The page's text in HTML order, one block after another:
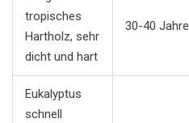
tropisches
Hartholz, sehr
dicht und hart
30-40 Jahre
Eukalyptus
schnell